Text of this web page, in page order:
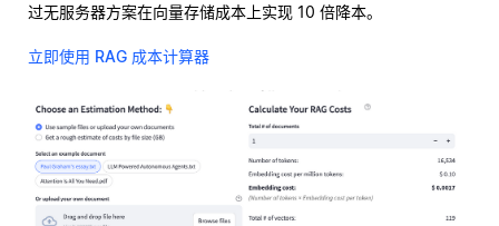
过无服务器方案在向量存储成本上实现 10 倍降本。
立即使用 RAG 成本计算器